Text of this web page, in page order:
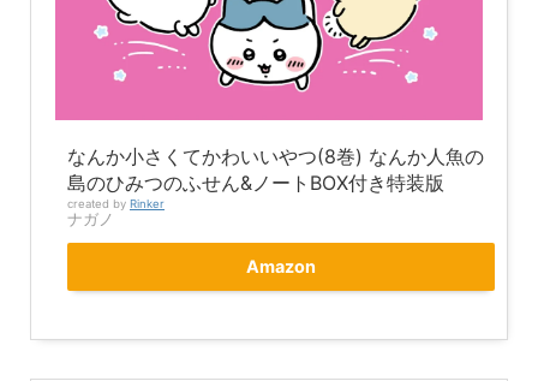
なんか小さくてかわいいやつ(8巻) なんか人魚の
島のひみつのふせん&ノートBOX付き特装版
created by Rinker
ナガノ
Amazon